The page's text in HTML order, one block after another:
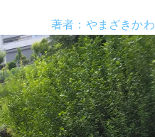
著者：やまざきか